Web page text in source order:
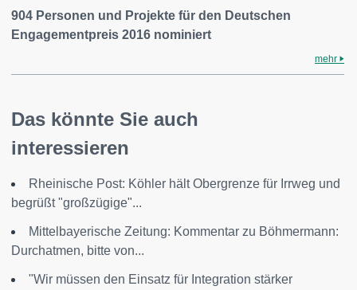
904 Personen und Projekte für den Deutschen
Engagementpreis 2016 nominiert
mehr
Das könnte Sie auch
interessieren
Rheinische Post: Köhler hält Obergrenze für Irrweg und
begrüßt "großzügige"...
Mittelbayerische Zeitung: Kommentar zu Böhmermann:
Durchatmen, bitte von...
"Wir müssen den Einsatz für Integration stärker